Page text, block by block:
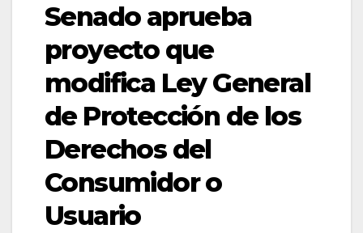
Senado aprueba
proyecto que
modifica Ley General
de Protección de los
Derechos del
Consumidor o
Usuario